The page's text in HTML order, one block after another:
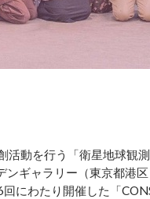
動を行う「衛星地球観
ギャラリー（東京都港
にわたり開催した「